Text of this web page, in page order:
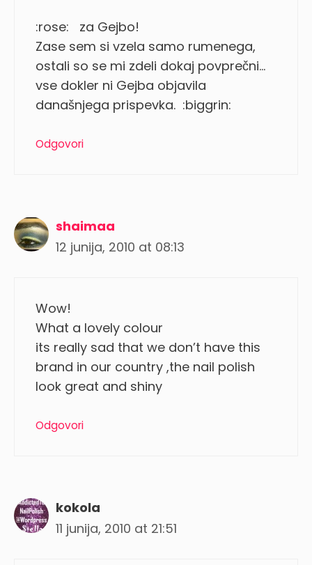
:rose: za Gejbo!
Zase sem si vzela samo rumenega,
ostali so se mi zdeli dokaj povprečni…
vse dokler ni Gejba objavila
današnjega prispevka. :biggrin:
Odgovori
shaimaa
12 junija, 2010 at 08:13
Wow!
What a lovely colour
its really sad that we don’t have this
brand in our country ,the nail polish
look great and shiny
Odgovori
kokola
11 junija, 2010 at 21:51